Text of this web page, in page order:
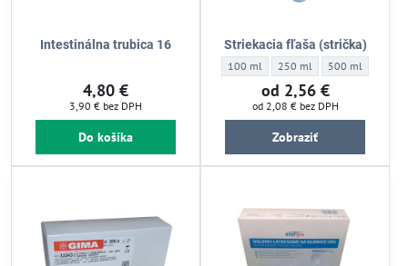
Intestinálna trubica 16
4,80 €
3,90 € bez DPH
Do košíka
Striekacia fľaša (strička)
Striekacia fľaša (strička) - striekacia
100 ml Striekacia fľaša (strička) -
250 ml Striekacia fľaša
500 ml
od 2,56 €
od 2,08 € bez DPH
Zobraziť